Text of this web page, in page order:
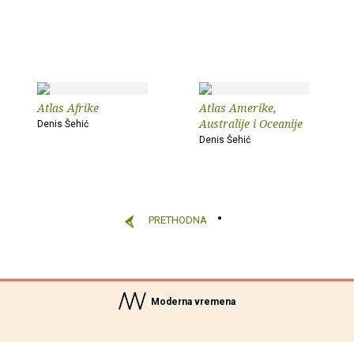
Atlas Afrike
Denis Šehić
Atlas Amerike,
Australije i Oceanije
Denis Šehić
PRETHODNA
Moderna vremena